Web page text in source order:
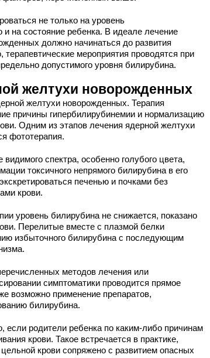
не только на уровень
и на состояние ребенка. В идеале лечение
должно начинаться до развития
мероприятия проводятся при
допустимого уровня билирубина.
желтухи новорожденных
желтухи новорожденных. Терапия
причины гипербилирубинемии и нормализацию
Одним из этапов лечения ядерной желтухи
фототерапия.
видимого спектра, особенно голубого цвета,
токсичного непрямого билирубина в его
печенью и почками без
крови.
уровень билирубина не снижается, показано
Перелитые вместе с плазмой белки
избыточного билирубина с последующим
методов лечения или
симптоматики проводится прямое
возможно применение препаратов,
билирубина.
если родители ребенка по каким-либо причинам
крови. Такое встречается в практике,
крови сопряжено с развитием опасных